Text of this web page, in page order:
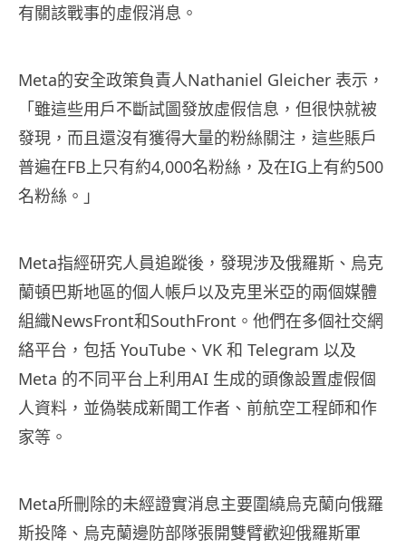
有關該戰事的虛假消息。
Meta的安全政策負責人Nathaniel Gleicher 表示，
「雖這些用戶不斷試圖發放虛假信息，但很快就被
發現，而且還沒有獲得大量的粉絲關注，這些賬戶
普遍在FB上只有約4,000名粉絲，及在IG上有約500
名粉絲。」
Meta指經研究人員追蹤後，發現涉及俄羅斯、烏克
蘭頓巴斯地區的個人帳戶以及克里米亞的兩個媒體
組織NewsFront和SouthFront。他們在多個社交網
絡平台，包括 YouTube、VK 和 Telegram 以及
Meta 的不同平台上利用AI 生成的頭像設置虛假個
人資料，並偽裝成新聞工作者、前航空工程師和作
家等。
Meta所刪除的未經證實消息主要圍繞烏克蘭向俄羅
斯投降、烏克蘭邊防部隊張開雙臂歡迎俄羅斯軍